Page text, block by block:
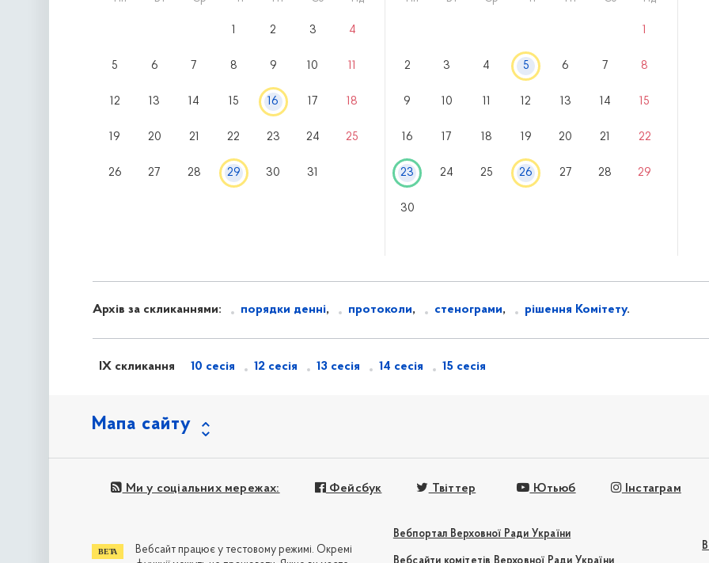
1 2 3 4
5 6 7 8 9 10 11
12 13 14 15 16 17 18
19 20 21 22 23 24 25
26 27 28 29 30 31
1
2 3 4 5 6 7 8
9 10 11 12 13 14 15
16 17 18 19 20 21 22
23 24 25 26 27 28 29
30
Архів за скликаннями: порядки денні, протоколи, стенограми, рішення Комітету.
IX скликання 10 сесія 12 сесія 13 сесія 14 сесія 15 сесія
Мапа сайту
Ми у соціальних мережах: Фейсбук Твіттер Ютьюб Інстаграм
Вебпортал Верховної Ради України
Вебсайт працює у тестовому режимі. Окремі